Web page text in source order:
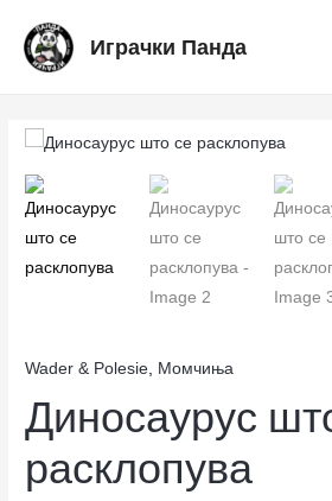
content
Играчки Панда
Wader & Polesie Момчиња
Диносаурус
расклопува
Диносаурус
што
се